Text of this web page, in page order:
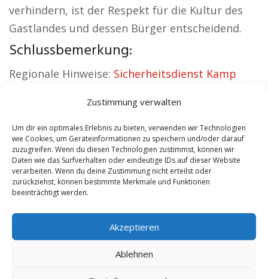
Zustimmung verwalten
Um dir ein optimales Erlebnis zu bieten, verwenden wir Technologien
wie Cookies, um Geräteinformationen zu speichern und/oder darauf
zuzugreifen. Wenn du diesen Technologien zustimmst, können wir
Daten wie das Surfverhalten oder eindeutige IDs auf dieser Website
verarbeiten. Wenn du deine Zustimmung nicht erteilst oder
zurückziehst, können bestimmte Merkmale und Funktionen
beeinträchtigt werden.
Akzeptieren
Ablehnen
verhindern, ist der Respekt für die Kultur des
Gastlandes und dessen Bürger entscheidend.
Schlussbemerkung:
Regionale Hinweise: Sicherheitsdienst Kamp
Wohnung mieten Kamp Lintfort|
Kamp Lintfort|Reisebüro Kamp Lintfort|
Versicherung Kamp Lintfort
Contents [show]
No tags for this post.